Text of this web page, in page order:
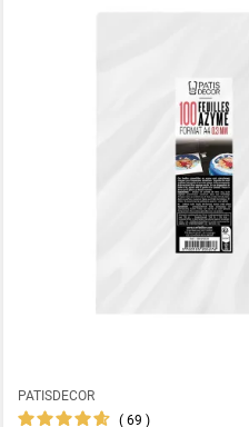
PATISDECOR
69